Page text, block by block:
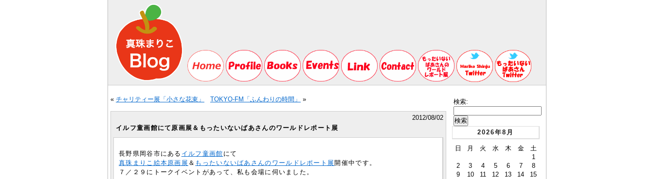
« チャリティー展「小さな花束」 TOKYO-FM「ふんわりの時間」 »
2012/08/02
イルフ童画館にて原画展＆もったいないばあさんのワールドレポート展
長野県岡谷市にある イルフ童画館 にて
真珠まりこ絵本原画展 ＆ もったいないばあさんのワールドレポート展 開催中です。
７／２９にトークイベントがあって、私も会場に伺いました。
検索:
2026年8月
日 月 火 水 木 金 土
1
2
3 4 5 6 7
8
9
10 11 12 13 14
15